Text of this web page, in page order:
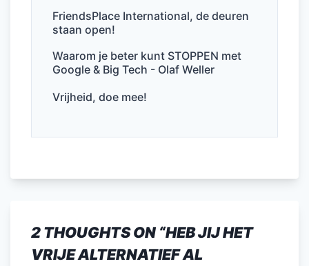
FriendsPlace International, de deuren
staan open!
Waarom je beter kunt STOPPEN met
Google & Big Tech - Olaf Weller
Vrijheid, doe mee!
2 THOUGHTS ON “HEB JIJ HET
VRIJE ALTERNATIEF AL